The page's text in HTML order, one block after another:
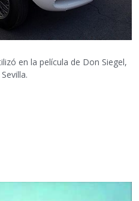
en la película de Don Siegel,